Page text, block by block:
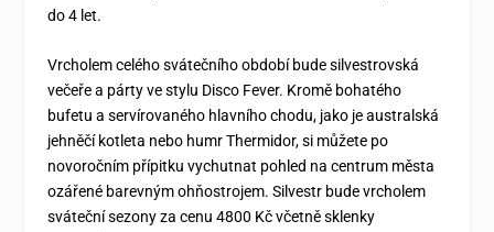
do 4 let.
Vrcholem celého svátečního období bude silvestrovská
večeře a párty ve stylu Disco Fever. Kromě bohatého
bufetu a servírovaného hlavního chodu, jako je australská
jehněčí kotleta nebo humr Thermidor, si můžete po
novoročním přípitku vychutnat pohled na centrum města
ozářené barevným ohňostrojem. Silvestr bude vrcholem
sváteční sezony za cenu 4800 Kč včetně sklenky